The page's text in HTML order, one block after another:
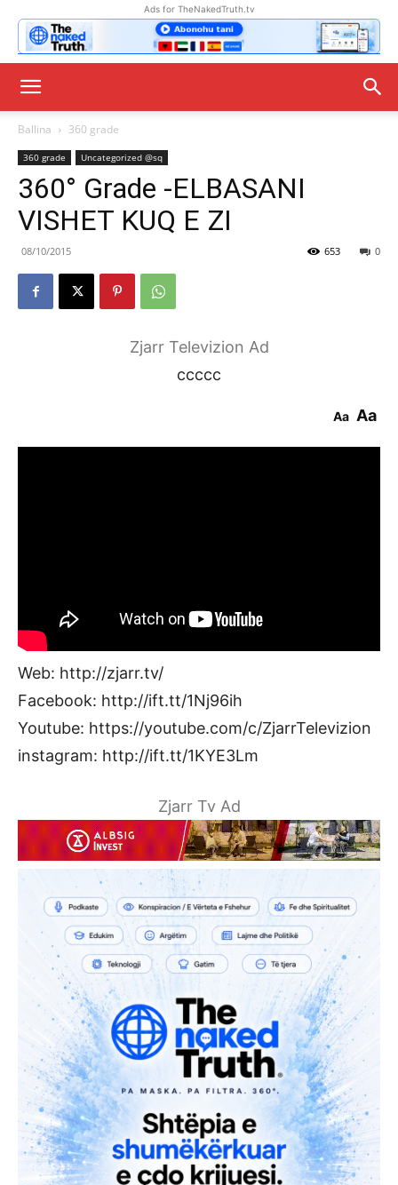
Ads for TheNakedTruth.tv
Ballina 360 grade
360 grade Uncategorized @sq
360° Grade -ELBASANI
VISHET KUQ E ZI
08/10/2015 0
653
Zjarr Televizion Ad
ccccc
Aa Aa
Web: http://zjarr.tv/
Facebook: http://ift.tt/1Nj96ih
Youtube: https://youtube.com/c/ZjarrTelevizion
instagram: http://ift.tt/1KYE3Lm
Zjarr Tv Ad